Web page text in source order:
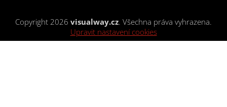
Copyright 2026 visualway.cz. Všechna práva vyhrazena.
Upravit nastavení cookies